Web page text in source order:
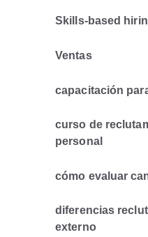
Skills-based
Ventas
capacitación
curso de
personal
cómo evaluar
diferencias
externo